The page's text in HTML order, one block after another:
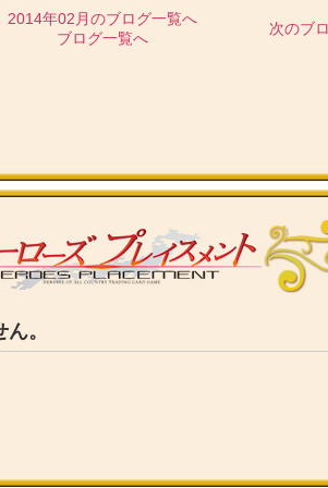
2014年02月のブログ一覧へ
ブログ一覧へ
次のブ
。